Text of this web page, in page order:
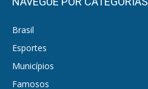
Brasil
Esportes
Municípios
Famosos